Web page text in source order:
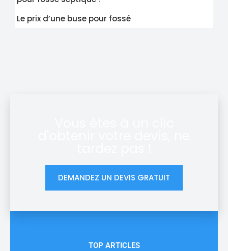
Le prix d’une buse pour fossé
DEMANDEZ UN DEVIS GRATUIT
TOP ARTICLES